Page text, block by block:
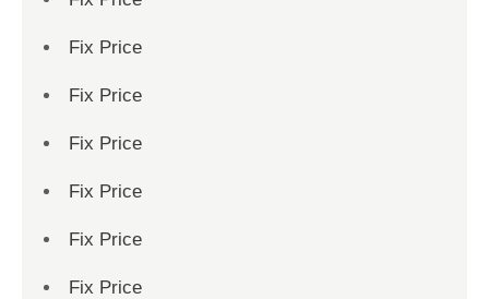
Fix Price
Fix Price
Fix Price
Fix Price
Fix Price
Fix Price